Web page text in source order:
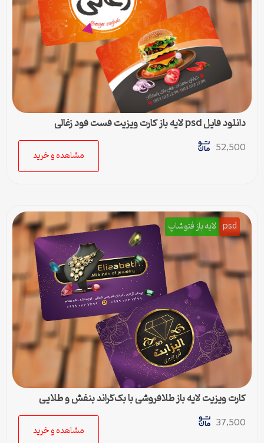
دانلود فایل psd لایه باز کارت ویزیت فست فود زغالی
52,500
مشاهده و خرید
psd لایه باز فتوشاپ
کارت ویزیت لایه باز طلافروشی با بک‌گراند بنفش و طلایی
37,500
مشاهده و خرید